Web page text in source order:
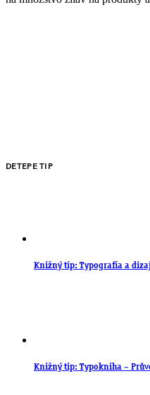
DETEPE TIP
Knižný tip: Typografia a
Knižný tip: Typokniha –